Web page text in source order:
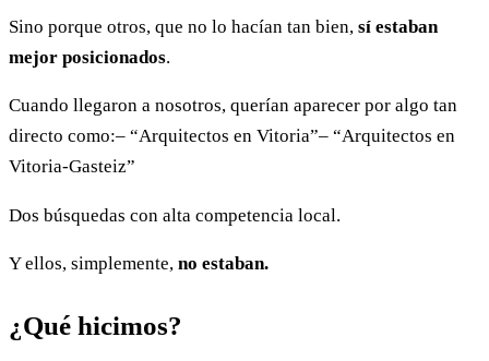
Sino porque otros, que no lo hacían tan bien, sí estaban
mejor posicionados.
Cuando llegaron a nosotros, querían aparecer por algo tan
directo como:– “Arquitectos en Vitoria”– “Arquitectos en
Vitoria-Gasteiz”
Dos búsquedas con alta competencia local.
Y ellos, simplemente, no estaban.
¿Qué hicimos?